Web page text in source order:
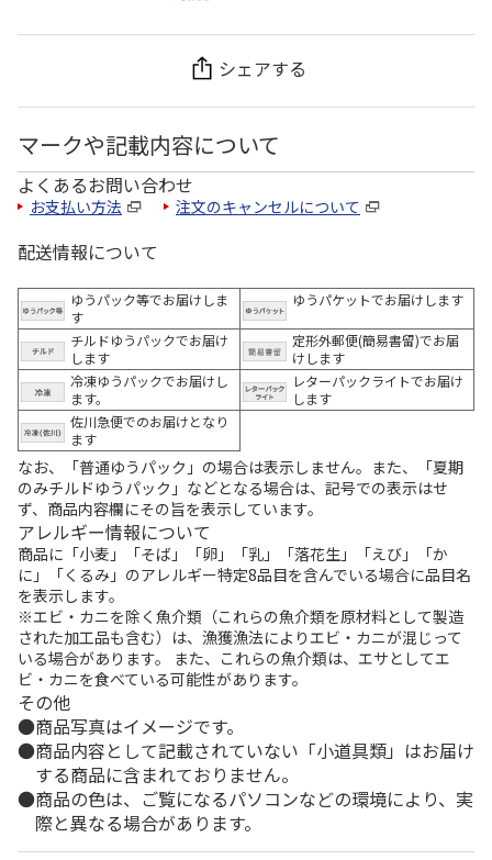
シェアする
マークや記載内容について
よくあるお問い合わせ
お支払い方法 注文のキャンセルについて
配送情報について
ゆうパック等でお届けしま
す
ゆうパケットでお届けします
チルドゆうパックでお届け
します
定形外郵便(簡易書留)でお届
けします
冷凍ゆうパックでお届けし
ます。
レターパックライトでお届け
します
佐川急便でのお届けとなり
ます
なお、「普通ゆうパック」の場合は表示しません。また、「夏期
のみチルドゆうパック」などとなる場合は、記号での表示はせ
ず、商品内容欄にその旨を表示しています。
アレルギー情報について
商品に「小麦」「そば」「卵」「乳」「落花生」「えび」「か
に」「くるみ」のアレルギー特定8品目を含んでいる場合に品目名
を表示します。
※エビ・カニを除く魚介類（これらの魚介類を原材料として製造
された加工品も含む）は、漁獲漁法によりエビ・カニが混じって
いる場合があります。 また、これらの魚介類は、エサとしてエ
ビ・カニを食べている可能性があります。
その他
商品写真はイメージです。
商品内容として記載されていない「小道具類」はお届け
する商品に含まれておりません。
商品の色は、ご覧になるパソコンなどの環境により、実
際と異なる場合があります。